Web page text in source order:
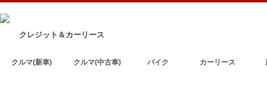
クレジット＆カーリース
クルマ(新車) クルマ(中古車) バイク カーリース